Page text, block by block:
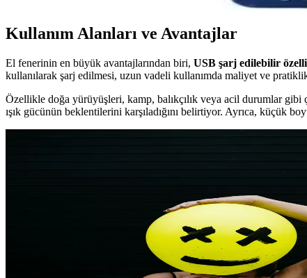
Kullanım Alanları ve Avantajlar
El fenerinin en büyük avantajlarından biri, USB şarj edilebilir
kullanılarak şarj edilmesi, uzun vadeli kullanımda maliyet ve pratiklik
Özellikle doğa yürüyüşleri, kamp, balıkçılık veya acil durumlar gibi
ışık gücünün beklentilerini karşıladığını belirtiyor. Ayrıca, küçük